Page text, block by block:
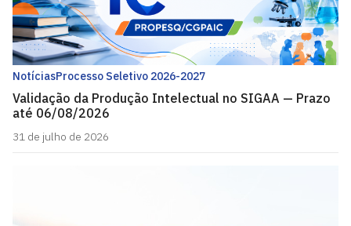
NotíciasProcesso Seletivo 2026-2027
Validação da Produção Intelectual no SIGAA — Prazo
até 06/08/2026
31 de julho de 2026